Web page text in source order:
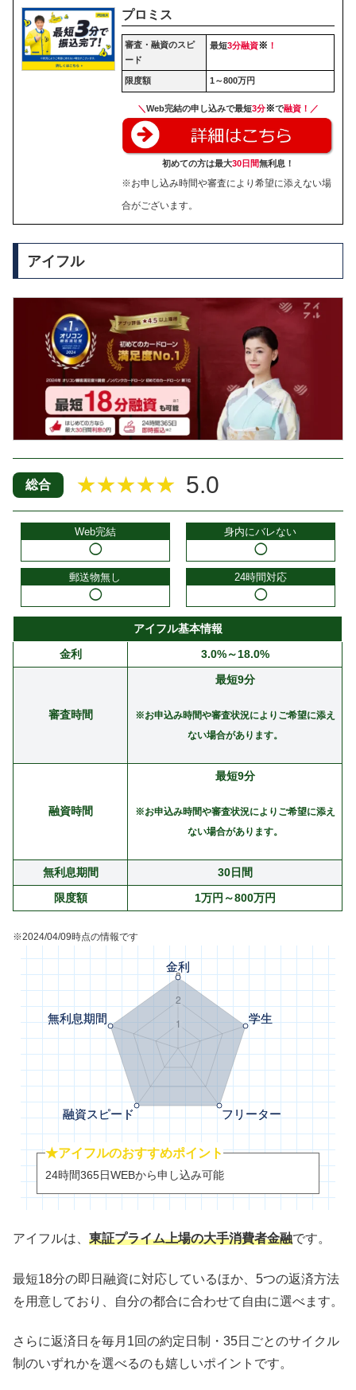
プロミス
審査・融資のスピ
ード
最短3分融資※ ！
限度額 1～800万円
＼Web完結の申し込みで最短3分※で融資！／
初めての方は最大30日間無利息！
※お申し込み時間や審査により希望に添えない場
合がございます。
アイフル
総合 ★★★★★ 5.0
Web完結
◯
身内にバレない
◯
郵送物無し
◯
24時間対応
◯
アイフル基本情報
金利
3.0%～18.0%
審査時間
最短9分
※お申込み時間や審査状況によりご希望に添え
ない場合があります。
融資時間
最短9分
※お申込み時間や審査状況によりご希望に添え
ない場合があります。
無利息期間
30日間
限度額
1万円～800万円
※2024/04/09時点の情報です
★アイフルのおすすめポイント
24時間365日WEBから申し込み可能
アイフルは、 東証プライム上場の大手消費者金融です。
最短18分の即日融資に対応しているほか、5つの返済方法
を用意しており、自分の都合に合わせて自由に選べます。
さらに返済日を毎月1回の約定日制・35日ごとのサイクル
制のいずれかを選べるのも嬉しいポイントです。